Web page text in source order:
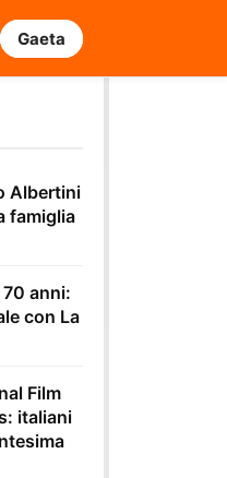
Gaeta
Albertini
famiglia
anni:
con La
Film
italiani